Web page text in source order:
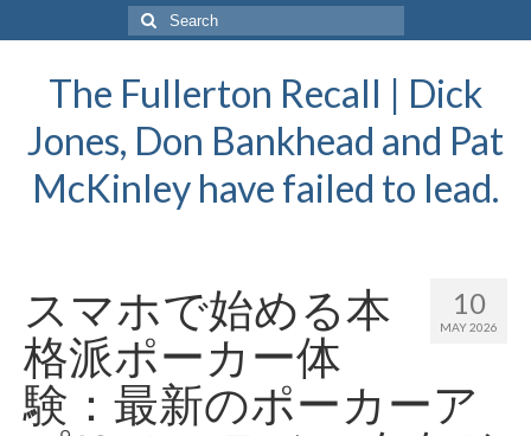
Search
for:
The Fullerton Recall | Dick
Jones, Don Bankhead and Pat
McKinley have failed to lead.
10
MAY 2026
スマホで始める本
格派ポーカー体
験：最新のポーカーア